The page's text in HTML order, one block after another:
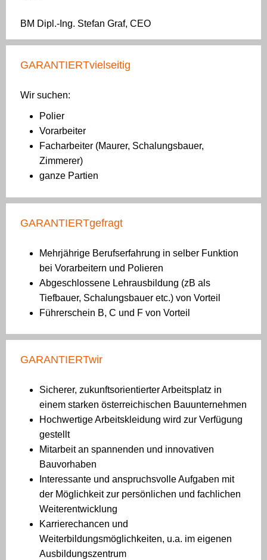
BM Dipl.-Ing. Stefan Graf, CEO
GARANTIERTvielseitig
Wir suchen:
Polier
Vorarbeiter
Facharbeiter (Maurer, Schalungsbauer,
Zimmerer)
ganze Partien
GARANTIERTgefragt
Mehrjährige Berufserfahrung in selber Funktion
bei Vorarbeitern und Polieren
Abgeschlossene Lehrausbildung (zB als
Tiefbauer, Schalungsbauer etc.) von Vorteil
Führerschein B, C und F von Vorteil
GARANTIERTwir
Sicherer, zukunftsorientierter Arbeitsplatz in
einem starken österreichischen Bauunternehmen
Hochwertige Arbeitskleidung wird zur Verfügung
gestellt
Mitarbeit an spannenden und innovativen
Bauvorhaben
Interessante und anspruchsvolle Aufgaben mit
der Möglichkeit zur persönlichen und fachlichen
Weiterentwicklung
Karrierechancen und
Weiterbildungsmöglichkeiten, u.a. im eigenen
Ausbildungszentrum